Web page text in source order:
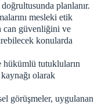
planlanır.
mesleki etik
can güvenliğini ve
konularda
hükümlü tutukluların
olarak
görüşmeler, uygulanan